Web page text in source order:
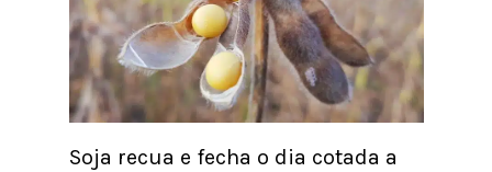
Soja recua e fecha o dia cotada a